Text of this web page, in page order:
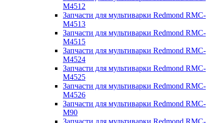
M4512
Запчасти для мультиварки Redmond RMC-
M4513
Запчасти для мультиварки Redmond RMC-
M4515
Запчасти для мультиварки Redmond RMC-
M4524
Запчасти для мультиварки Redmond RMC-
M4525
Запчасти для мультиварки Redmond RMC-
M4526
Запчасти для мультиварки Redmond RMC-
M90
Запчасти для мультиварки Redmond RMC-